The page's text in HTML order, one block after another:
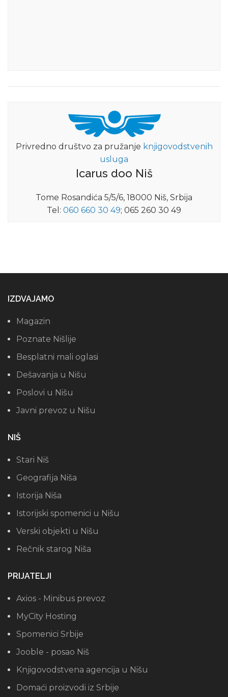
Privredno društvo za pružanje knjigovodstvenih
usluga
Icarus doo Niš
Tome Rosandića 5/5/6, 18000 Niš, Srbija
Tel: 060 660 30 49; 065 260 30 49
IZDVAJAMO
Magazin
Poznate Nišlije
Besplatni mali oglasi
Dešavanja u Nišu
Poslovi u Nišu
Javni prevoz u Nišu
NIŠ
Stari Niš
Geografija Niša
Istorija Niša
Istorijski spomenici u Nišu
Verski objekti u Nišu
Rečnik starog Niša
PRIJATELJI
Axios - Minibus prevoz
MyCity Hosting
Spomenici Srbije
Jooble - posao Niš
Knjigovodstvena agencija u Nišu
Domaći proizvodi iz Srbije